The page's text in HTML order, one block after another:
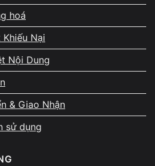
tiếp – tư vấn cấu
khi nâng cấp
trực tiếp trước mặt khách
giá tình trạng phần cứng,
giới hạn bo mạch, sau đó tư
RAM, CPU phù hợp nhất với
khi thực hiện.
hoá
Nại
Nội Dung
& Giao Nhận
sử dụng